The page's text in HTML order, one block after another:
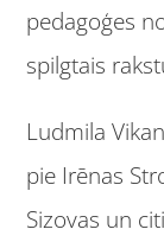
pedagoģes
spilgtais
Ludmila
pie Irēnas
Sizovas un